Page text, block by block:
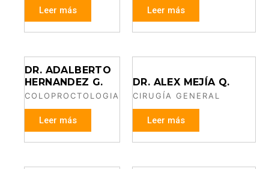
Leer más Leer más
DR. ADALBERTO
HERNANDEZ G.
COLOPROCTOLOGIA
Leer más
DR. ALEX MEJÍA Q.
CIRUGÍA GENERAL
Leer más